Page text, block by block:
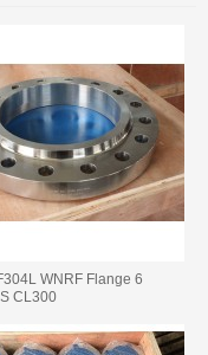
WNRF Flange 6
CL300